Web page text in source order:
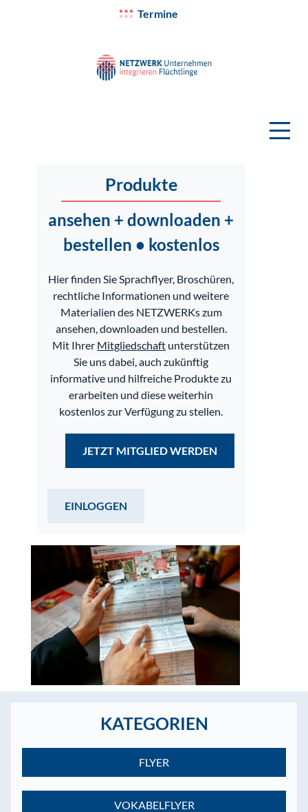
Termine
Produkte
ansehen + downloaden +
bestellen • kostenlos
Hier finden Sie Sprachflyer, Broschüren,
rechtliche Informationen und weitere
Materialien des NETZWERKs zum
ansehen, downloaden und bestellen.
Mit Ihrer Mitgliedschaft unterstützen
Sie uns dabei, auch zukünftig
informative und hilfreiche Produkte zu
erarbeiten und diese weiterhin
kostenlos zur Verfügung zu stellen.
JETZT MITGLIED WERDEN
EINLOGGEN
KATEGORIEN
FLYER
VOKABELFLYER